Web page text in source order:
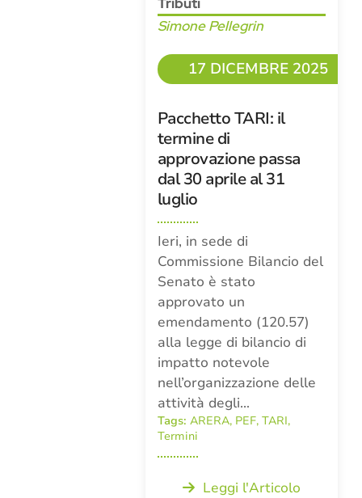
Simone Pellegrin
17 DICEMBRE 2025
Pacchetto TARI: il
termine di
approvazione passa
dal 30 aprile al 31
luglio
Ieri, in sede di
Commissione Bilancio del
Senato è stato
approvato un
emendamento (120.57)
alla legge di bilancio di
impatto notevole
nell’organizzazione delle
attività degli…
Tags: ARERA, PEF, TARI,
Termini
Leggi l'Articolo